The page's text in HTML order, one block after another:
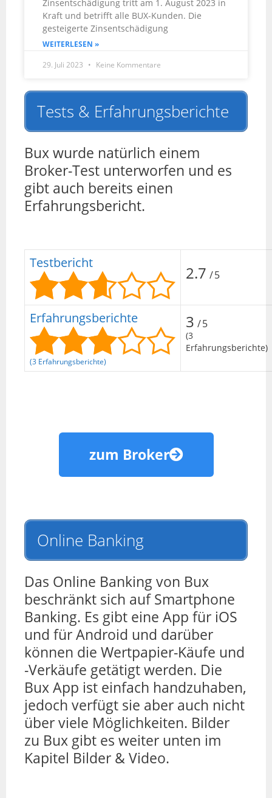
Zinsentschädigung tritt am 1. August 2023 in
Kraft und betrifft alle BUX-Kunden. Die
gesteigerte Zinsentschädigung
WEITERLESEN »
29. Juli 2023
Keine Kommentare
Tests & Erfahrungsberichte
Bux wurde natürlich einem
Broker-Test unterworfen und es
gibt auch bereits einen
Erfahrungsbericht.
Testbericht
2.7 /5
Erfahrungsberichte
(3 Erfahrungsberichte)
3 /5
(3
Erfahrungsberichte)
zum Broker
Online Banking
Das Online Banking von Bux
beschränkt sich auf Smartphone
Banking. Es gibt eine App für iOS
und für Android und darüber
können die Wertpapier-Käufe und
-Verkäufe getätigt werden. Die
Bux App ist einfach handzuhaben,
jedoch verfügt sie aber auch nicht
über viele Möglichkeiten. Bilder
zu Bux gibt es weiter unten im
Kapitel Bilder & Video.